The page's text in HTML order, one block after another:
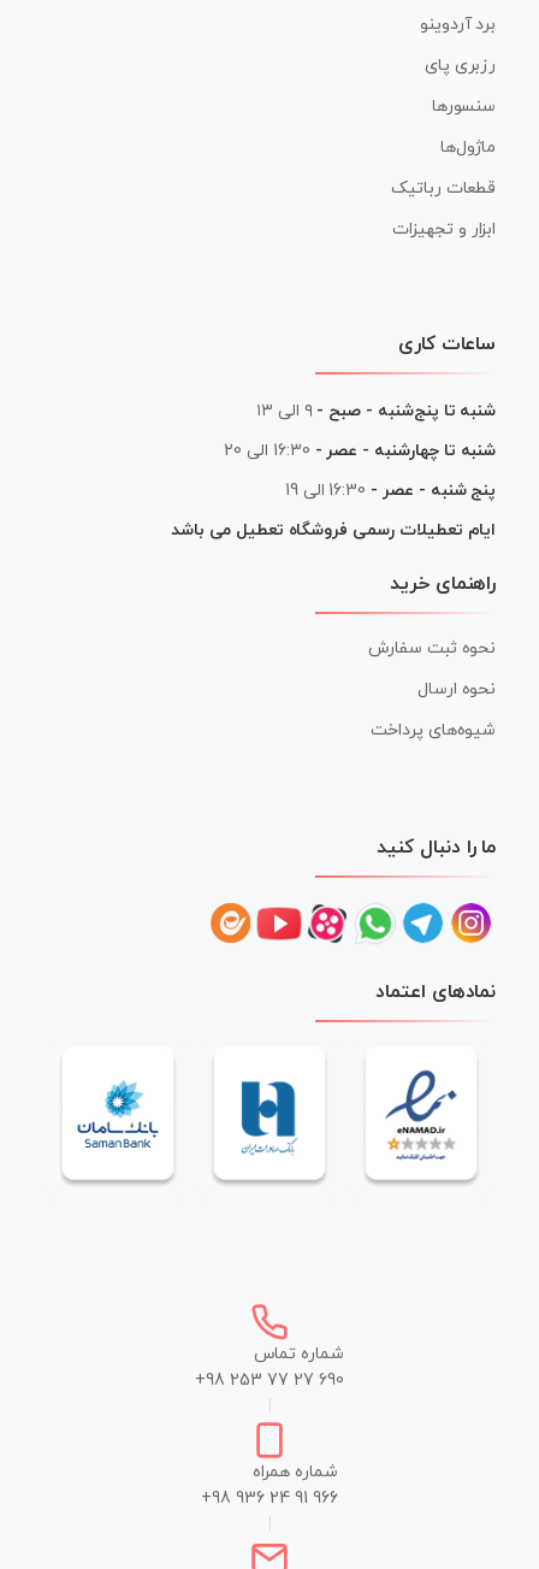
برد آردوینو
رزبری پای
سنسورها
ماژول‌ها
قطعات رباتیک
ابزار و تجهیزات
ساعات کاری
شنبه تا پنج‌شنبه - صبح - ۹ الی ۱۳
شنبه تا چهارشنبه - عصر - 16:30 الی 20
پنج شنبه - عصر - 16:30 الی 19
ایام تعطیلات رسمی فروشگاه تعطیل می باشد
راهنمای خرید
نحوه ثبت سفارش
نحوه ارسال
شیوه‌های پرداخت
ما را دنبال کنید
نمادهای اعتماد
شماره تماس
+98 253 77 27 690
شماره همراه
+98 936 24 91 966